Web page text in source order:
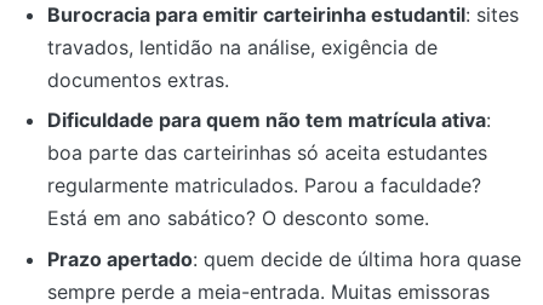
Burocracia para emitir carteirinha estudantil: sites
travados, lentidão na análise, exigência de
documentos extras.
Dificuldade para quem não tem matrícula ativa:
boa parte das carteirinhas só aceita estudantes
regularmente matriculados. Parou a faculdade?
Está em ano sabático? O desconto some.
Prazo apertado: quem decide de última hora quase
sempre perde a meia-entrada. Muitas emissoras